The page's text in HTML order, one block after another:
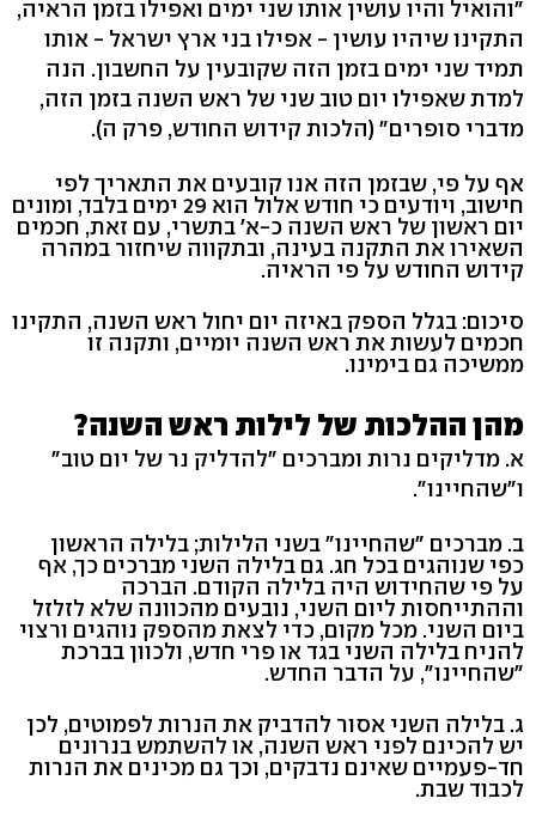
"והואיל והיו עושין אותו שני ימים ואפילו בזמן הראיה,
התקינו שיהיו עושין - אפילו בני ארץ ישראל - אותו
תמיד שני ימים בזמן הזה שקובעין על החשבון. הנה
למדת שאפילו יום טוב שני של ראש השנה בזמן הזה,
מדברי סופרים" (הלכות קידוש החודש, פרק ה).
אף על פי, שבזמן הזה אנו קובעים את התאריך לפי
חישוב, ויודעים כי חודש אלול הוא 29 ימים בלבד, ומונים
יום ראשון של ראש השנה כ-א' בתשרי, עם זאת, חכמים
השאירו את התקנה בעינה, ובתקווה שיחזור במהרה
קידוש החודש על פי הראיה.
סיכום: בגלל הספק באיזה יום יחול ראש השנה, התקינו
חכמים לעשות את ראש השנה יומיים, ותקנה זו
ממשיכה גם בימינו.
מהן ההלכות של לילות ראש השנה?
א. מדליקים נרות ומברכים "להדליק נר של יום טוב"
ו"שהחיינו".
ב. מברכים "שהחיינו" בשני הלילות; בלילה הראשון
כפי שנוהגים בכל חג. גם בלילה השני מברכים כך, אף
על פי שהחידוש היה בלילה הקודם. הברכה
וההתייחסות ליום השני, נובעים מהכוונה שלא לזלזל
ביום השני. מכל מקום, כדי לצאת מהספק נוהגים ורצוי
להניח בלילה השני בגד או פרי חדש, ולכוון בברכת
"שהחיינו", על הדבר החדש.
ג. בלילה השני אסור להדביק את הנרות לפמוטים, לכן
יש להכינם לפני ראש השנה, או להשתמש בנרונים
חד-פעמיים שאינם נדבקים, וכך גם מכינים את הנרות
לכבוד שבת.